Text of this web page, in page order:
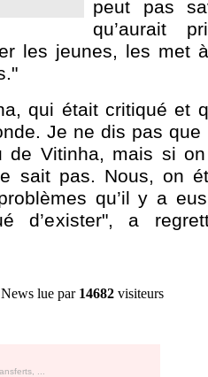
peut pas
qu’aurait
les jeunes, les met
qui était critiqué et
Je ne dis pas que
de Vitinha, mais si
sait pas. Nous, on
qu’il y a
d’exister", a
News lue par 14682 visiteurs
...